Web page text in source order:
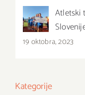
Atletski
19 oktobra, 2023
Kategorije